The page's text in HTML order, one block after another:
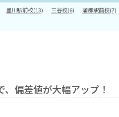
豊川駅前校(13) 三谷校(6)
蒲郡駅前校(7)
偏差値が大幅アップ！